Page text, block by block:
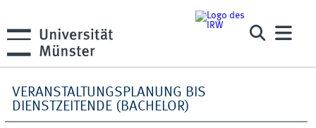
VERANSTALTUNGSPLANUNG BIS
DIENSTZEITENDE (BACHELOR)